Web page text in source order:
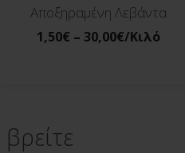
Αποξηραμένη Λεβάντα
1,50€ – 30,00€/Κιλό